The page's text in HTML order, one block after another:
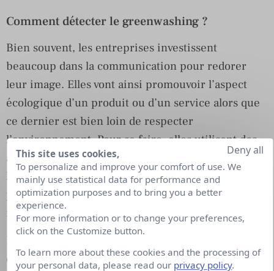
Comment détecter le greenwashing ?
Bien souvent, les entreprises investissent
beaucoup dans la communication pour redorer
leur image. Elles vont ainsi promouvoir l’aspect
écologique d’un produit ou d’un service alors que
ce dernier est bien loin de respecter
l’environnement. Pour se faire, elles utilisent des
argumentaires très peu qualitatifs et mentent sur
le produit ou service présenté en promouvant un
petit aspect « écolo » alors que le reste du produit
ne l’est pas du tout.
Elles peuvent également induire le consommateur
en erreur avec une charte graphique affichant des
This site uses cookies,
To personalize and improve your comfort of use. We
mainly use statistical data for performance and
optimization purposes and to bring you a better
experience.
For more information or to change your preferences,
click on the Customize button.
To learn more about these cookies and the processing of
your personal data, please read our privacy policy.
Deny all